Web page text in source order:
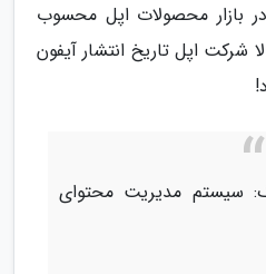
بازار محصولات اپل محسوب
اپل تاریخ انتشار آیفون
سیستم مدیریت محتوای